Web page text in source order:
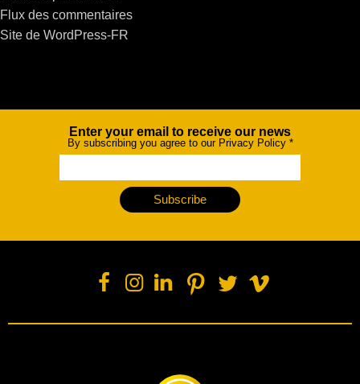
Flux des commentaires
Site de WordPress-FR
NewsletterEnter your email to receive our news
By subscribing you agree to our Privacy Policy *
Subscribe